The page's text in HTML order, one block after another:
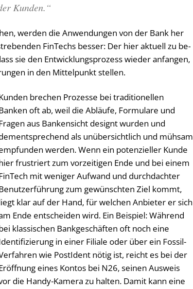
Kunden.“
wer­den die An­wen­dun­gen von der Bank her
Fin­Techs bes­ser: Der hier ak­tu­ell zu be­
sie den Ent­wick­lungs­pro­zess wie­der an­fan­gen,
in den Mit­tel­punkt stel­len.
brechen Prozesse bei traditionellen
oft ab, weil die Abläufe, Formulare und
aus Bankensicht designt wurden und
als unübersichtlich und mühsam
werden. Wenn ein potenzieller Kunde
frustriert zum vorzeitigen Ende und bei einem
mit weniger Aufwand und durchdachter
zum gewünschten Ziel kommt,
klar auf der Hand, für welchen Anbieter er sich
Ende entscheiden wird. Ein Beispiel: Während
klassischen Bankgeschäften oft noch eine
in einer Filiale oder über ein Fossil-
wie PostIdent nötig ist, reicht es bei der
eines Kontos bei N26, seinen Ausweis
die Handy-Kamera zu halten. Damit kann eine